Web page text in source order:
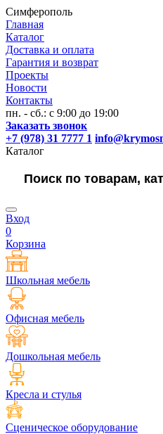
Симферополь
Главная
Каталог
Доставка и оплата
Гарантия и возврат
Проекты
Новости
Контакты
пн. - сб.: с 9:00 до 19:00
Заказать звонок
+7 (978) 31 7777 1
Каталог
Вход
0
Корзина
Школьная мебель
Офисная мебель
Дошкольная мебель
Кресла и стулья
Сценическое оборудование